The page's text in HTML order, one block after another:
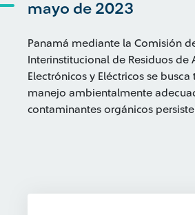
mayo de 2023
Panamá mediante la Comisión
Interinstitucional de Residuos de
Electrónicos y Eléctricos se
manejo ambientalmente
contaminantes orgánicos